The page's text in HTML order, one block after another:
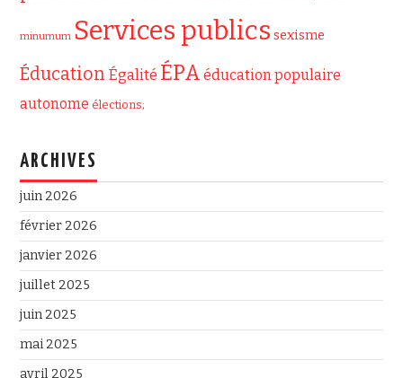
minumum Services publics sexisme
Éducation Égalité ÉPA éducation populaire
autonome élections;
ARCHIVES
juin 2026
février 2026
janvier 2026
juillet 2025
juin 2025
mai 2025
avril 2025